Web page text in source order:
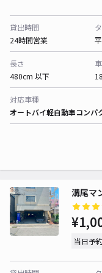
貸出時間
24時間営業
長さ
480cm 以下
対応車種
オートバイ軽自動車コンパ
溝尾マ
当日予